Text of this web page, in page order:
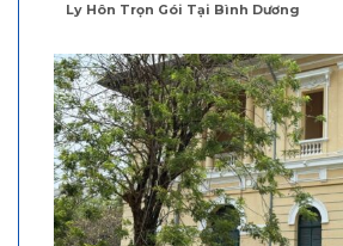
Ly Hôn Trọn Gói Tại Bình Dương